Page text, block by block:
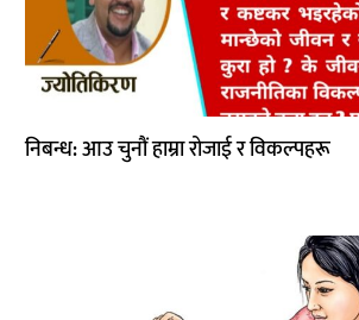
निबन्ध: आउ चुनौं हाम्रा रोजाई र विकल्पहरू